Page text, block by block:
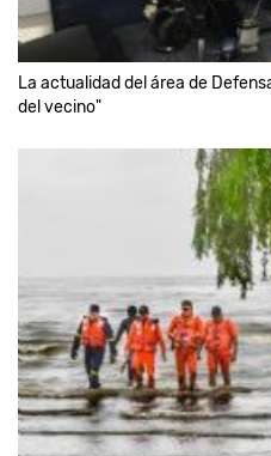
La actualidad del área de
del vecino"